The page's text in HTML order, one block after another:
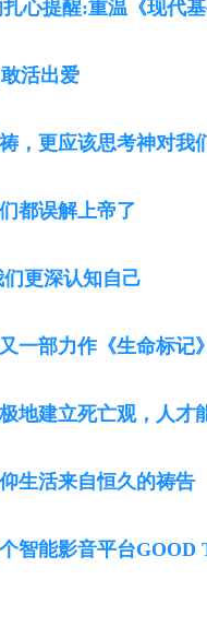
心提醒:重温《现代
活出爱
，更应该思考神对我
都误解上帝了
更深认知自己
一部力作《生命标记
地建立死亡观，人才
生活来自恒久的祷告
智能影音平台GOOD